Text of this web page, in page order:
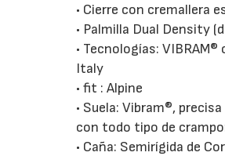
• Cierre con cremallera
• Palmilla Dual Density
• Tecnologías:
Italy
• fit : Alpine
• Suela: Vibram®,
con todo tipo de
• Caña: Semirígida de